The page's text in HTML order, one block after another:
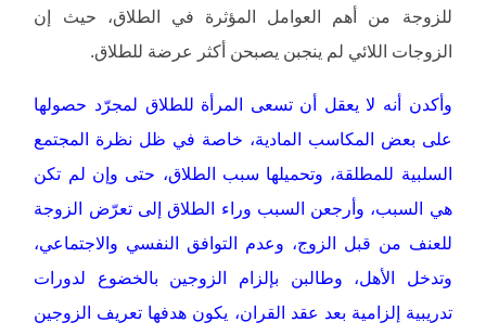
للزوجة من أهم العوامل المؤثرة في الطلاق، حيث إن
الزوجات اللائي لم ينجبن يصبحن أكثر عرضة للطلاق.
وأكدن أنه لا يعقل أن تسعى المرأة للطلاق لمجرّد حصولها
على بعض المكاسب المادية، خاصة في ظل نظرة المجتمع
السلبية للمطلقة، وتحميلها سبب الطلاق، حتى وإن لم تكن
هي السبب، وأرجعن السبب وراء الطلاق إلى تعرّض الزوجة
للعنف من قبل الزوج، وعدم التوافق النفسي والاجتماعي،
وتدخل الأهل، وطالبن بإلزام الزوجين بالخضوع لدورات
تدريبية إلزامية بعد عقد القران، يكون هدفها تعريف الزوجين